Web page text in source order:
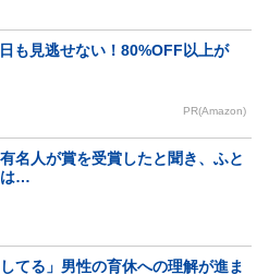
も見逃せない！80%OFF以上が
PR(Amazon)
名人が賞を受賞したと聞き、ふと
は…
してる」男性の育休への理解が進ま